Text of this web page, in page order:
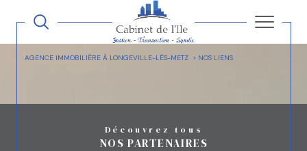
AGENCE IMMOBILIÈRE À LONGEVILLE-LÈS-METZ NOS LIENS
Découvrez tous
NOS PARTENAIRES